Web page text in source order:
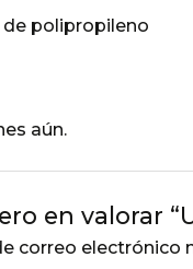
de polipropileno
aún.
en valorar
correo electrónico